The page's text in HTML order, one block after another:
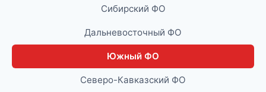
Сибирский ФО
Дальневосточный ФО
Южный ФО
Северо-Кавказский ФО